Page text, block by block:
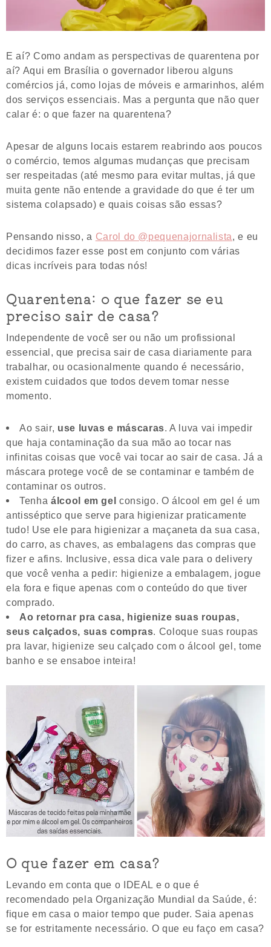
E aí? Como andam as perspectivas de quarentena por
aí? Aqui em Brasília o governador liberou alguns
comércios já, como lojas de móveis e armarinhos, além
dos serviços essenciais. Mas a pergunta que não quer
calar é: o que fazer na quarentena?
Apesar de alguns locais estarem reabrindo aos poucos
o comércio, temos algumas mudanças que precisam
ser respeitadas (até mesmo para evitar multas, já que
muita gente não entende a gravidade do que é ter um
sistema colapsado) e quais coisas são essas?
Pensando nisso, a Carol do @pequenajornalista, e eu
decidimos fazer esse post em conjunto com várias
dicas incríveis para todas nós!
Quarentena: o que fazer se eu
preciso sair de casa?
Independente de você ser ou não um profissional
essencial, que precisa sair de casa diariamente para
trabalhar, ou ocasionalmente quando é necessário,
existem cuidados que todos devem tomar nesse
momento.
Ao sair, use luvas e máscaras. A luva vai impedir
que haja contaminação da sua mão ao tocar nas
infinitas coisas que você vai tocar ao sair de casa. Já a
máscara protege você de se contaminar e também de
contaminar os outros.
Tenhaálcool em gel consigo. O álcool em gel é um
antisséptico que serve para higienizar praticamente
tudo! Use ele para higienizar a maçaneta da sua casa,
do carro, as chaves, as embalagens das compras que
fizer e afins. Inclusive, essa dica vale para o delivery
que você venha a pedir: higienize a embalagem, jogue
ela fora e fique apenas com o conteúdo do que tiver
comprado.
Ao retornar pra casa, higienize suas roupas,
seus calçados, suas compras. Coloque suas roupas
pra lavar, higienize seu calçado com o álcool gel, tome
banho e se ensaboe inteira!
O que fazer em casa?
Levando em conta que o IDEAL e o que é
recomendado pela Organização Mundial da Saúde, é:
fique em casa o maior tempo que puder. Saia apenas
se for estritamente necessário. O que eu faço em casa?